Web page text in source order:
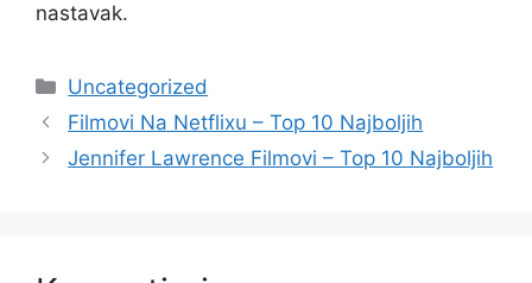
nastavak.
Kategorije
Uncategorized
Filmovi Na Netflixu – Top 10 Najboljih
Jennifer Lawrence Filmovi – Top 10 Najboljih